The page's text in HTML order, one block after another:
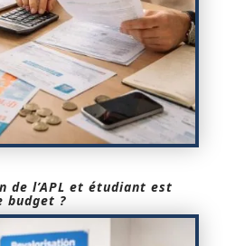
de l’APL et étudiant est
budget ?